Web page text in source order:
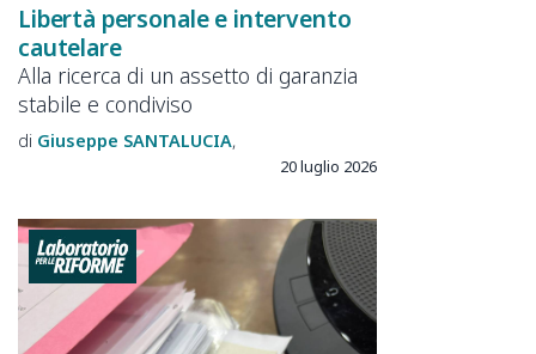
Libertà personale e intervento
cautelare
Alla ricerca di un assetto di garanzia
stabile e condiviso
Giuseppe SANTALUCIA
20 luglio 2026